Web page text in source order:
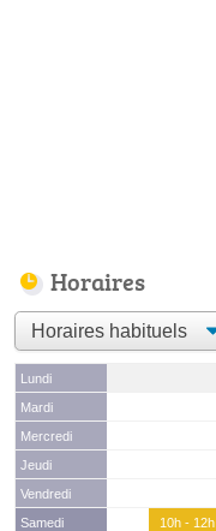
Horaires
Lundi
Mardi
Mercredi
Jeudi
Vendredi
Samedi
10h - 12h